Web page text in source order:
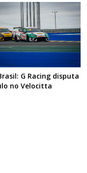
G Racing disputa
no Velocitta